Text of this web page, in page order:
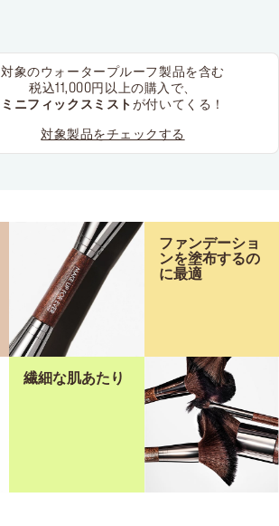
対象のウォータープルーフ製品を含む
税込11,000円以上の購入で、
ミニフィックスミスト が付いてくる！
対象製品をチェックする
ファンデーショ
ンを塗布するの
に最適
繊細な肌あたり